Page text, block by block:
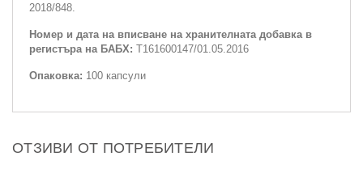
2018/848.
Номер и дата на вписване на хранителната добавка в
регистъра на БАБХ: Т161600147/01.05.2016
Опаковка: 100 капсули
ОТЗИВИ ОТ ПОТРЕБИТЕЛИ